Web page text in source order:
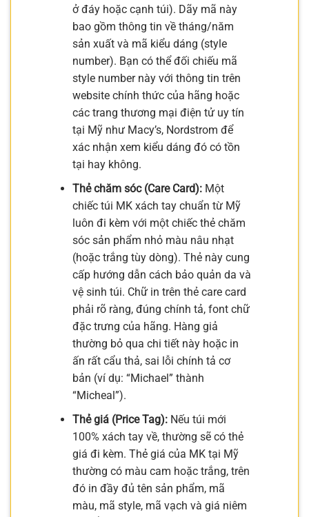
ở đáy hoặc cạnh túi). Dãy mã này
bao gồm thông tin về tháng/năm
sản xuất và mã kiểu dáng (style
number). Bạn có thể đối chiếu mã
style number này với thông tin trên
website chính thức của hãng hoặc
các trang thương mại điện tử uy tín
tại Mỹ như Macy’s, Nordstrom để
xác nhận xem kiểu dáng đó có tồn
tại hay không.
Thẻ chăm sóc (Care Card):Một
chiếc túi MK xách tay chuẩn từ Mỹ
luôn đi kèm với một chiếc thẻ chăm
sóc sản phẩm nhỏ màu nâu nhạt
(hoặc trắng tùy dòng). Thẻ này cung
cấp hướng dẫn cách bảo quản da và
vệ sinh túi. Chữ in trên thẻ care card
phải rõ ràng, đúng chính tả, font chữ
đặc trưng của hãng. Hàng giả
thường bỏ qua chi tiết này hoặc in
ấn rất cẩu thả, sai lỗi chính tả cơ
bản (ví dụ: “Michael” thành
“Micheal”).
Thẻ giá (Price Tag):Nếu túi mới
100% xách tay về, thường sẽ có thẻ
giá đi kèm. Thẻ giá của MK tại Mỹ
thường có màu cam hoặc trắng, trên
đó in đầy đủ tên sản phẩm, mã
màu, mã style, mã vạch và giá niêm